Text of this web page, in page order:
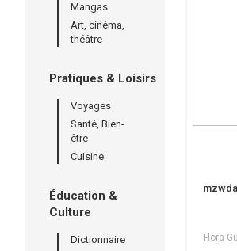
Mangas
Art, cinéma,
théâtre
Pratiques & Loisirs
Voyages
Santé, Bien-
être
Cuisine
Éducation &
Culture
Dictionnaire
Flora